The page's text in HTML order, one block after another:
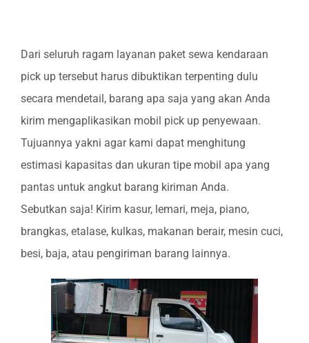
Dari seluruh ragam layanan paket sewa kendaraan
pick up tersebut harus dibuktikan terpenting dulu
secara mendetail, barang apa saja yang akan Anda
kirim mengaplikasikan mobil pick up penyewaan.
Tujuannya yakni agar kami dapat menghitung
estimasi kapasitas dan ukuran tipe mobil apa yang
pantas untuk angkut barang kiriman Anda.
Sebutkan saja! Kirim kasur, lemari, meja, piano,
brangkas, etalase, kulkas, makanan berair, mesin cuci,
besi, baja, atau pengiriman barang lainnya.